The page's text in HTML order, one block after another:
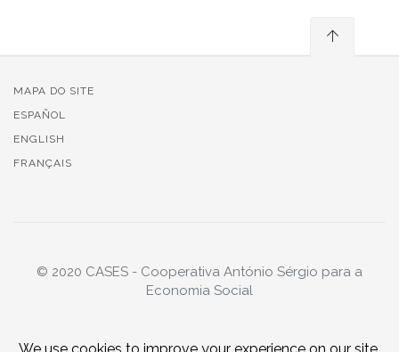
MAPA DO SITE
ESPAÑOL
ENGLISH
FRANÇAIS
© 2020 CASES - Cooperativa António Sérgio para a
Economia Social